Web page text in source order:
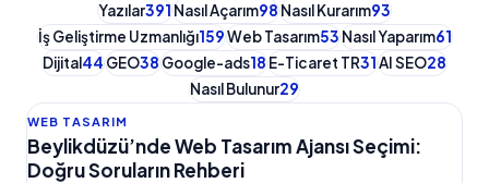
Yazılar391 Nasıl Açarım98 Nasıl Kurarım93
İş Geliştirme Uzmanlığı159Web Tasarım53 Nasıl Yaparım61
Dijital44 GEO38 Google-ads18 E-Ticaret TR31AI SEO28
Nasıl Bulunur29
WEB TASARIM
Beylikdüzü’nde Web Tasarım Ajansı Seçimi:
Doğru Soruların Rehberi